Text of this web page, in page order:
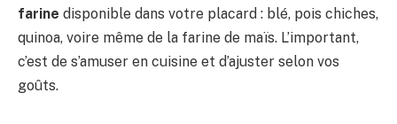
farine disponible dans votre placard : blé, pois chiches,
quinoa, voire même de la farine de maïs. L’important,
c’est de s’amuser en cuisine et d’ajuster selon vos
goûts.